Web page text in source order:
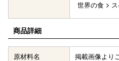
世界の食
商品詳細
原材料名 掲載画像より